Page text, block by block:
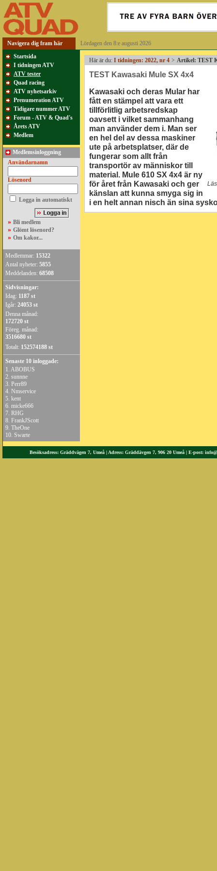
Navigera dig fram här
Lördagen den 8:e augusti 2026
Startsida
I tidningen ATV
ATV tester
Quad racing
ATV nyhetsarkiv
Prenumeration ATV
Tidigare nummer ATV
Forum - ATV & Quad's
Årets ATV
Medlem
Medlemsinloggning
Användarnamn
Lösenord
Logga in automatiskt
» Bli medlem
» Glömt lösenord?
» Om kakor...
Medlemmar: 15322
Antal nyheter: 5855
Meddelanden: 68508
Sidvisningar:
Idag: 1187 st
Igår: 24053 st
Denna månad:
172720 st
Föreg. månad:
3516680 st
Totalt: 152574188 st
Senaste 10 inloggade:
1. ABOBUS
2. sunnne
3. Perr89
4. Nmservice
5. kent
6. micke666
7. RHG
8. FrankJScott
9. TheOne
10. Swarte
Här är du: I tidningen: 2022, nr 4 > Artikel: TEST
TEST Kawasaki Mule SX 4x4
Kawasaki och deras Mular har
fått en stämpel att vara ett
tillförlitlig arbetsredskap
oavsett i vilket sammanhang
man använder dem i. Man ser
en hel del av dessa maskiner
ute på arbetsplatser, där de
fungerar som allt från
transportör av människor till
material. Mule 610 SX 4x4 är ny
för året från Kawasaki och ger
känslan att kunna smyga sig in
i en helt annan nisch än sina
Besöksadress: Gräddvägen 7, Umeå | Adress: Gräddävgen 7, 906 20 Umeå | E-post: